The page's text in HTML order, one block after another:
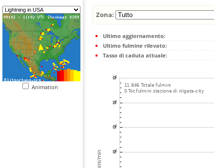
Animation
Zona:
Ultimo aggiornamento:
Ultimo fulmine rilevato:
Tasso di caduta attuale: